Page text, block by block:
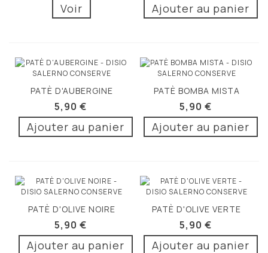
Voir Ajouter au panier
PATÈ D'AUBERGINE
190G
5,90 €
Ajouter au panier
PATÈ BOMBA MISTA
190G
5,90 €
Ajouter au panier
PATÈ D'OLIVE NOIRE
190G
5,90 €
Ajouter au panier
PATÈ D'OLIVE VERTE
190G
5,90 €
Ajouter au panier